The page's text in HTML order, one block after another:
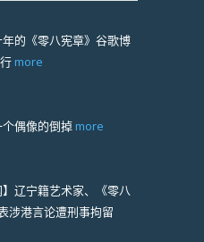
的《零八宪章》谷歌博
more
偶像的倒掉 more
】辽宁籍艺术家、《零八
涉港言论遭刑事拘留